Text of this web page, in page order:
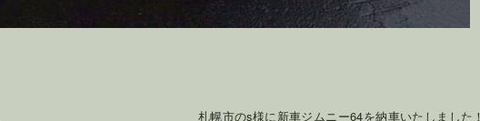
札幌市のs様に新車ジムニー64を納車いたしました！